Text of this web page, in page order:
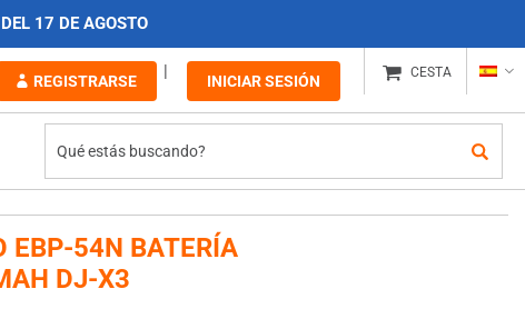
17 DE AGOSTO
REGISTRARSE INICIAR SESIÓN CESTA
EBP-54N BATERÍA
DJ-X3